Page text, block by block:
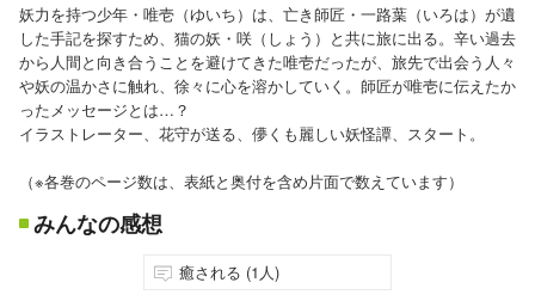
妖力を持つ少年・唯壱（ゆいち）は、亡き師匠・一路葉（いろは）が遺
した手記を探すため、猫の妖・咲（しょう）と共に旅に出る。辛い過去
から人間と向き合うことを避けてきた唯壱だったが、旅先で出会う人々
や妖の温かさに触れ、徐々に心を溶かしていく。師匠が唯壱に伝えたか
ったメッセージとは…？
イラストレーター、花守が送る、儚くも麗しい妖怪譚、スタート。
（※各巻のページ数は、表紙と奥付を含め片面で数えています）
みんなの感想
癒される (1人)